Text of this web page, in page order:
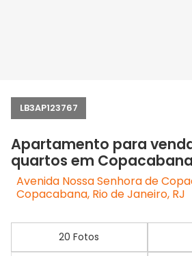
LB3AP123767
Apartamento para
quartos em
Avenida Nossa Senhora de
Copacabana, Rio de Janeiro, RJ
20 Fotos